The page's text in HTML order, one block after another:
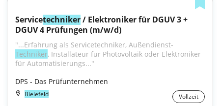
Servicetechniker / Elektroniker für DGUV 3 +
DGUV 4 Prüfungen (m/w/d)
"...Erfahrung als Servicetechniker, Außendienst-
Techniker, Installateur für Photovoltaik oder Elektroniker
für Automatisierungs..."
DPS - Das Prüfunternehmen
Bielefeld Vollzeit